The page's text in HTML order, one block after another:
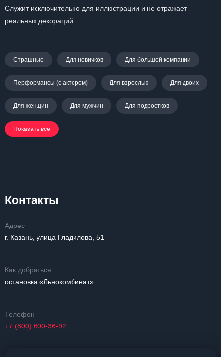
Служит исключительно для иллюстрации и не отражает
реальных декораций.
Страшные Для новичков Для большой компании
Перформансы (с актером) Для взрослых Для двоих
Для женщин Для мужчин Для подростков
Показать все
Контакты
Адрес
г. Казань, улица Гладилова, 51
Как добраться
остановка «Льнокомбинат»
Телефон
+7 (800) 600-36-92